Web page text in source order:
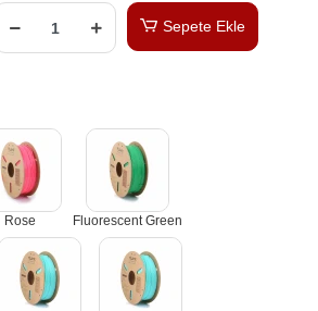
Sepete Ekle
Rose Fluorescent Green